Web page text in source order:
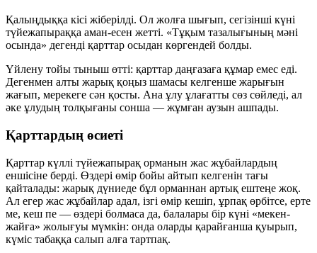
Қалыңдыққа кісі жіберілді. Ол жолға шығып, сегізінші күні
түйежапыраққа аман-есен жетті. «Тұқым тазалығының мәні
осында» дегенді қарттар осыдан көргендей болды.
Үйлену тойы тыныш өтті: қарттар даңғазаға құмар емес еді.
Дегенмен алты жарық қоңыз шамасы келгенше жарығын
жағып, мерекеге сән қосты. Ана ұлу ұлағатты сөз сөйледі, ал
әке ұлудың толқығаны сонша — жұмған аузын ашпады.
Қарттардың өсиеті
Қарттар күллі түйежапырақ орманын жас жұбайлардың
еншісіне берді. Өздері өмір бойы айтып келгенін тағы
қайталады: жарық дүниеде бұл орманнан артық ештеңе жоқ.
Ал егер жас жұбайлар адал, ізгі өмір кешіп, ұрпақ өрбітсе, ерте
ме, кеш пе — өздері болмаса да, балалары бір күні «мекен-
жайға» жолығуы мүмкін: онда оларды қарайғанша қуырып,
күміс табаққа салып алға тартпақ.